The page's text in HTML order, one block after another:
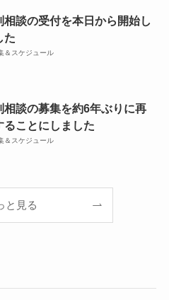
相談の受付を本日から開始し
た
＆スケジュール
相談の募集を約6年ぶりに再
ることにしました
＆スケジュール
と見る